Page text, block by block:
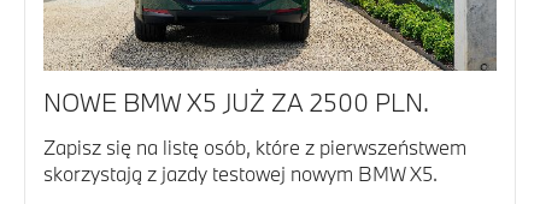
NOWE BMW X5 JUŻ ZA 2500 PLN.
Zapisz się na listę osób, które z pierwszeństwem
skorzystają z jazdy testowej nowym BMW X5.